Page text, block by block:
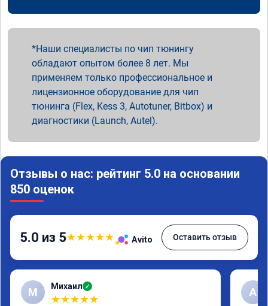
Наши специалисты по чип тюнингу
обладают опытом более 8 лет. Мы
применяем только профессиональное и
лицензионное оборудование для чип
тюнинга (Flex, Kess 3, Autotuner, Bitbox) и
диагностики (Launch, Autel).
Отзывы о нас: рейтинг 5.0 на основании
850 оценок
5.0 из 5★★★★★ Avito Оставить отзыв
М Михаил ✓
★★★★★
A